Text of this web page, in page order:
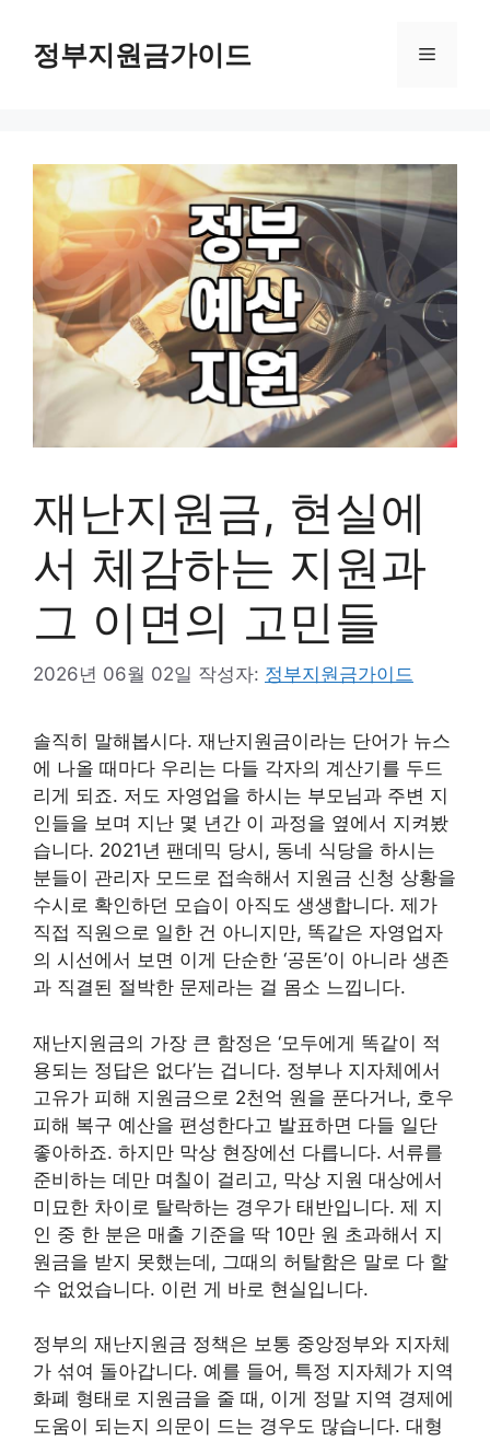
정부지원금가이드 메
재난지원금, 현실에
서 체감하는 지원과
그 이면의 고민들
2026년 06월 02일 작성자: 정부지원금가이드
솔직히 말해봅시다. 재난지원금이라는 단어가 뉴스
에 나올 때마다 우리는 다들 각자의 계산기를 두드
리게 되죠. 저도 자영업을 하시는 부모님과 주변 지
인들을 보며 지난 몇 년간 이 과정을 옆에서 지켜봤
습니다. 2021년 팬데믹 당시, 동네 식당을 하시는
분들이 관리자 모드로 접속해서 지원금 신청 상황을
수시로 확인하던 모습이 아직도 생생합니다. 제가
직접 직원으로 일한 건 아니지만, 똑같은 자영업자
의 시선에서 보면 이게 단순한 ‘공돈’이 아니라 생존
과 직결된 절박한 문제라는 걸 몸소 느낍니다.
재난지원금의 가장 큰 함정은 ‘모두에게 똑같이 적
용되는 정답은 없다’는 겁니다. 정부나 지자체에서
고유가 피해 지원금으로 2천억 원을 푼다거나, 호우
피해 복구 예산을 편성한다고 발표하면 다들 일단
좋아하죠. 하지만 막상 현장에선 다릅니다. 서류를
준비하는 데만 며칠이 걸리고, 막상 지원 대상에서
미묘한 차이로 탈락하는 경우가 태반입니다. 제 지
인 중 한 분은 매출 기준을 딱 10만 원 초과해서 지
원금을 받지 못했는데, 그때의 허탈함은 말로 다 할
수 없었습니다. 이런 게 바로 현실입니다.
정부의 재난지원금 정책은 보통 중앙정부와 지자체
가 섞여 돌아갑니다. 예를 들어, 특정 지자체가 지역
화폐 형태로 지원금을 줄 때, 이게 정말 지역 경제에
도움이 되는지 의문이 드는 경우도 많습니다. 대형